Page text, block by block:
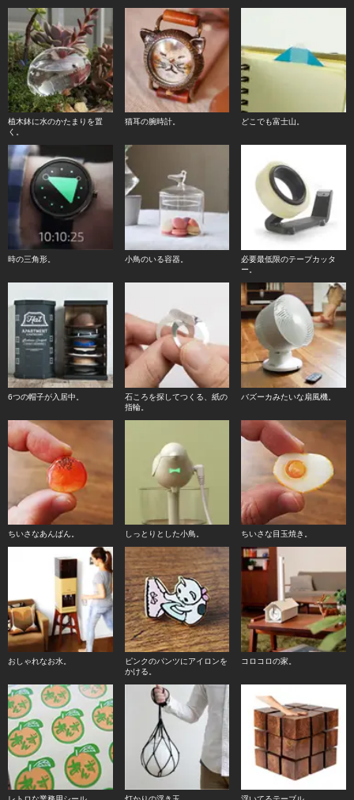
植木鉢に水のかたまりを置
く。
猫耳の腕時計。 どこでも富士山。
時の三角形。 小鳥のいる容器。
必要最低限のテープカッタ
ー。
6つの帽子が入居中。
石ころを探してつくる、紙の
指輪。
バズーカみたいな扇風機。
ちいさなあんぱん。 しっとりとした小鳥。 ちいさな目玉焼き。
おしゃれなお水。
ピンクのパンツにアイロンを
かける。
コロコロの家。